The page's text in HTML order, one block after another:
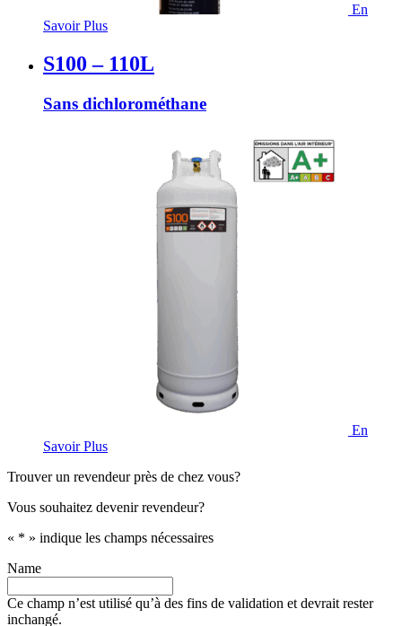
En
Savoir Plus
S100 – 110L
Sans dichlorométhane
En
Savoir Plus
Trouver un revendeur près de chez vous?
Vous souhaitez devenir revendeur?
« * » indique les champs nécessaires
Name
Ce champ n’est utilisé qu’à des fins de validation et devrait rester
inchangé.